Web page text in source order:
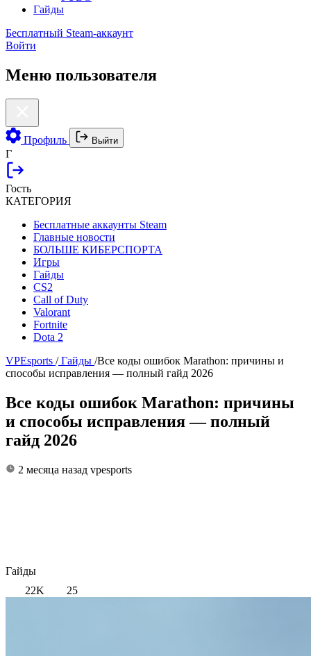
Гайды
Бесплатный Steam-аккаунт
Войти
Меню пользователя
Профиль Выйти
Г
Гость
КАТЕГОРИЯ
Бесплатные аккаунты Steam
Главные новости
БОЛЬШЕ КИБЕРСПОРТА
Игры
Гайды
CS2
Call of Duty
Valorant
Fortnite
Dota 2
VPEsports / Гайды /Все коды ошибок Marathon: причины и
способы исправления — полный гайд 2026
Все коды ошибок Marathon: причины
и способы исправления — полный
гайд 2026
2 месяца назад vpesports
Гайды
22K
25